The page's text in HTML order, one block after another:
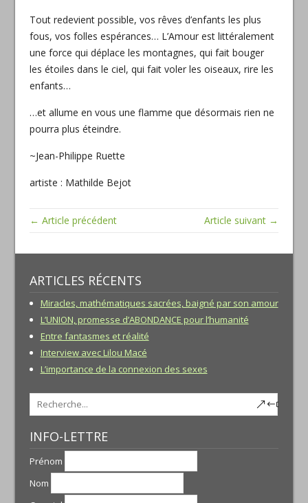
Tout redevient possible, vos rêves d’enfants les plus
fous, vos folles espérances… L’Amour est littéralement
une force qui déplace les montagnes, qui fait bouger
les étoiles dans le ciel, qui fait voler les oiseaux, rire les
enfants…
…et allume en vous une flamme que désormais rien ne
pourra plus éteindre.
~Jean-Philippe Ruette
artiste : Mathilde Bejot
← Article précédent Article suivant →
ARTICLES RÉCENTS
Miracles, mathématiques sacrées, baigné par son amour
L’UNION, promesse d’ABONDANCE pour l’humanité
Entre fantasmes et réalité
Interview avec Lilou Macé
L’importance de la connexion des sexes
INFO-LETTRE
Prénom
Nom